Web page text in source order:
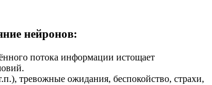
нейронов:
потока информации истощает
тревожные ожидания, беспокойство, страхи,